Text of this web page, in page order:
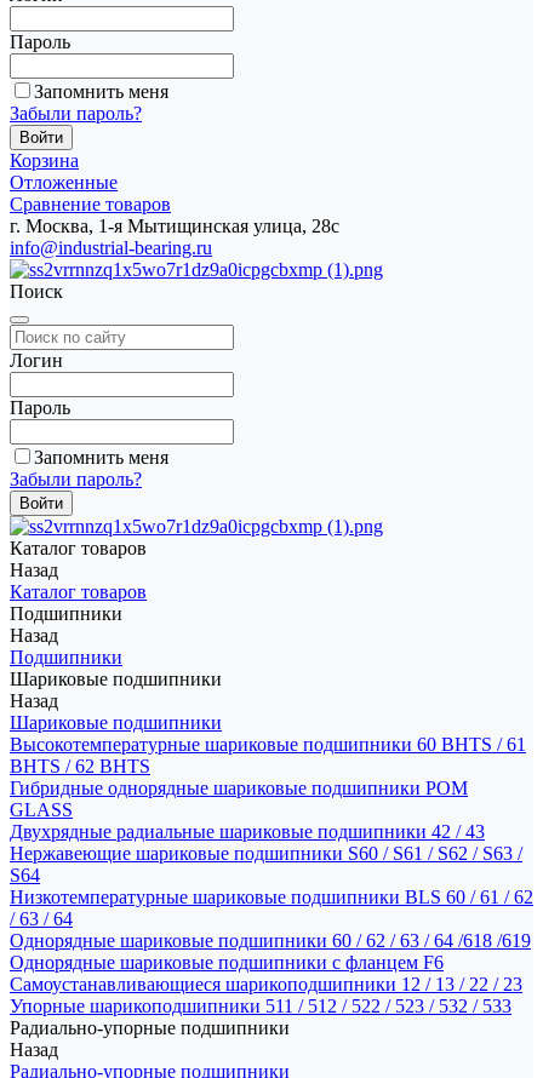
Пароль
Запомнить меня
Забыли пароль?
Корзина
Отложенные
Сравнение товаров
г. Москва, 1-я Мытищинская улица, 28с
info@industrial-bearing.ru
Поиск
Логин
Пароль
Запомнить меня
Забыли пароль?
Каталог товаров
Назад
Каталог товаров
Подшипники
Назад
Подшипники
Шариковые подшипники
Назад
Шариковые подшипники
Высокотемпературные шариковые подшипники 60 BHTS / 61
BHTS / 62 BHTS
Гибридные однорядные шариковые подшипники POM
GLASS
Двухрядные радиальные шариковые подшипники 42 / 43
Нержавеющие шариковые подшипники S60 / S61 / S62 / S63 /
S64
Низкотемпературные шариковые подшипники BLS 60 / 61 / 62
/ 63 / 64
Однорядные шариковые подшипники 60 / 62 / 63 / 64 /618 /619
Однорядные шариковые подшипники с фланцем F6
Самоустанавливающиеся шарикоподшипники 12 / 13 / 22 / 23
Упорные шарикоподшипники 511 / 512 / 522 / 523 / 532 / 533
Радиально-упорные подшипники
Назад
Радиально-упорные подшипники